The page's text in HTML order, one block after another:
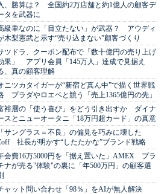
、勝算は？ 全国約2万店舗と約1億人の顧客デ
タを武器に
級車なのに「目立たない」が武器？ アウディ
木梨憲武と示す“売り込まない”顧客づくり
ツドラ、クーポン配布で「数十億円の売り上げ
果」 アプリ会員「145万人」達成で見据え
、真の顧客理解
ニツカタイガーが“新宿ど真ん中”で描く世界戦
プラダやロエベと競う「売上1365億円の先」
裕層の「使う喜び」をどう引き出すか ダイナ
スとニューオータニ「18万円超カード」の真意
「サングラス＝不良」の偏見を巧みに壊した
社長が明かす“したたかな”ブランド戦略
会費16万5000円を「据え置いた」AMEX プラ
ナが売る"体験"の裏に「年500万円」の顧客選
ャット問い合わせ「98％」をAIが無人解決